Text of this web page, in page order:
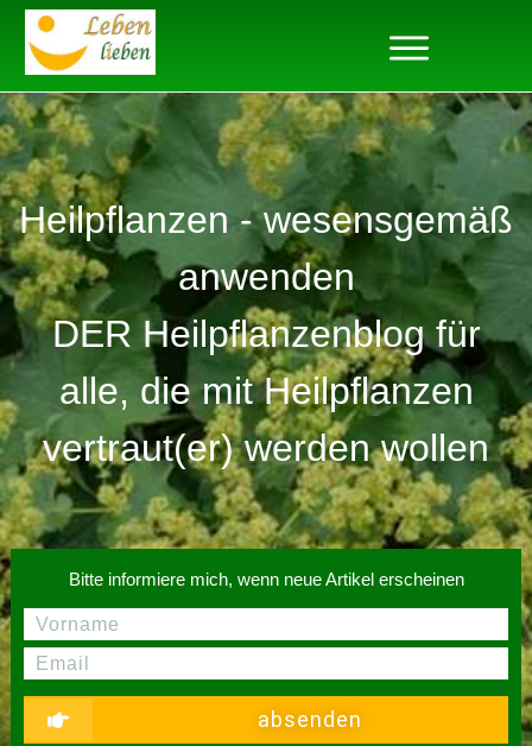
Heilpflanzen - wesensgemäß
anwenden
DER Heilpflanzenblog für
alle, die mit Heilpflanzen
vertraut(er) werden wollen
Bitte informiere mich, wenn neue Artikel erscheinen
absenden